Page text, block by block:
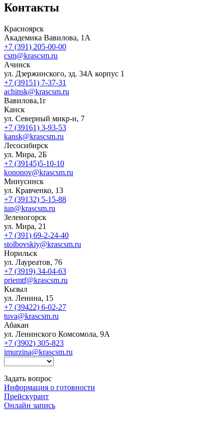
Контакты
Красноярск
Академика Вавилова, 1А
+7 (391) 205-00-00
csm@krascsm.ru
Ачинск
ул. Дзержинского, зд. 34А корпус 1
+7 (39151) 7-37-31
achinsk@krascsm.ru
Вавилова,1г
Канск
ул. Северный микр-н, 7
+7 (39161) 3-93-53
kansk@krascsm.ru
Лесосибирск
ул. Мира, 2Б
+7 (39145)5-10-10
kononov@krascsm.ru
Минусинск
ул. Кравченко, 13
+7 (39132) 5-15-88
iun@krascsm.ru
Зеленогорск
ул. Мира, 21
+7 (391) 69-2-24-40
stolbovskiy@krascsm.ru
Норильск
ул. Лауреатов, 76
+7 (3919) 34-04-63
priemtf@krascsm.ru
Кызыл
ул. Ленина, 15
+7 (39422) 6-02-27
tuva@krascsm.ru
Абакан
ул. Ленинского Комсомола, 9А
+7 (3902) 305-823
imurzina@krascsm.ru
Задать вопрос
Информация о готовности
Прейскурант
Онлайн запись